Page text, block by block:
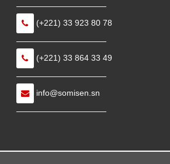
———————————
(+221) 33 923 80 78
———————————
(+221) 33 864 33 49
———————————
info@somisen.sn
———————————